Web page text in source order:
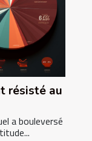
résisté au
a bouleversé